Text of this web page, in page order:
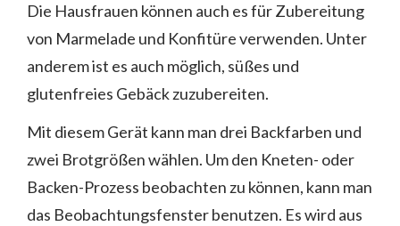
Die Hausfrauen können auch es für Zubereitung
von Marmelade und Konfitüre verwenden. Unter
anderem ist es auch möglich, süßes und
glutenfreies Gebäck zuzubereiten.
Mit diesem Gerät kann man drei Backfarben und
zwei Brotgrößen wählen. Um den Kneten- oder
Backen-Prozess beobachten zu können, kann man
das Beobachtungsfenster benutzen. Es wird aus